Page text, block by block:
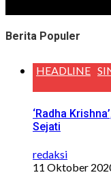
Berita Populer
HEADLINE
‘Radha
Sejati
redaksi
11 Oktober